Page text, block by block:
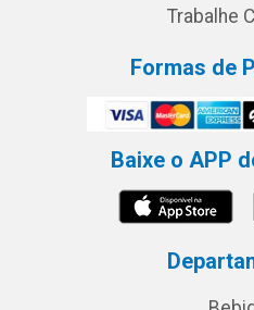
Trabalhe
Formas de
Baixe o APP